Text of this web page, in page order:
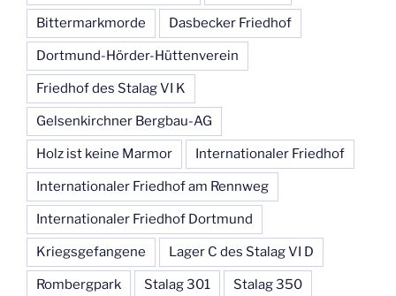
Bittermarkmorde Dasbecker Friedhof
Dortmund-Hörder-Hüttenverein
Friedhof des Stalag VI K
Gelsenkirchner Bergbau-AG
Holz ist keine Marmor Internationaler Friedhof
Internationaler Friedhof am Rennweg
Internationaler Friedhof Dortmund
Kriegsgefangene Lager C des Stalag VI D
Rombergpark Stalag 301 Stalag 350